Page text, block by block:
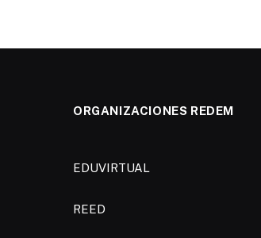
ORGANIZACIONES REDEM
EDUVIRTUAL
REED